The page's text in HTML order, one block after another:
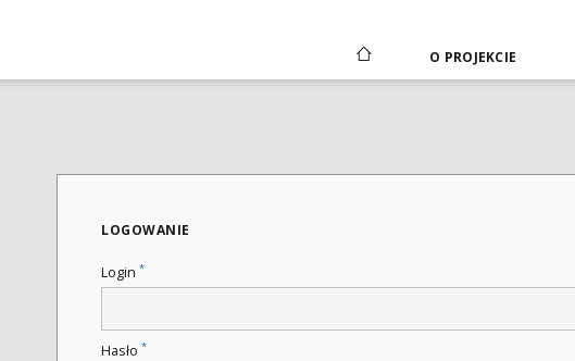
O PROJEKCIE
LOGOWANIE
Login *
Hasło *